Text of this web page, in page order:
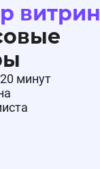
витрин
минут